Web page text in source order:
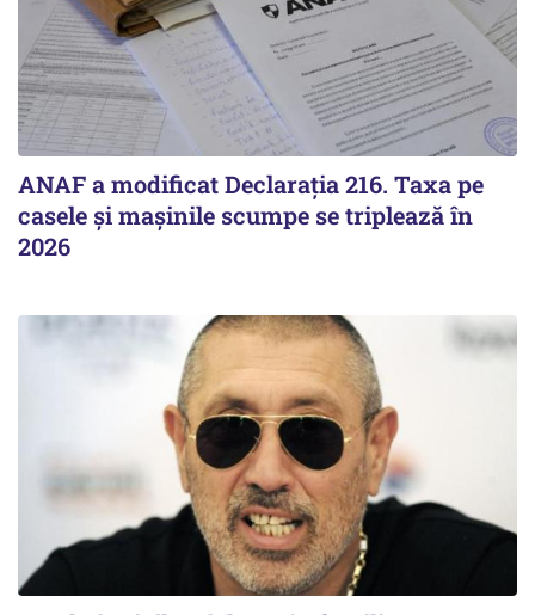
ANAF a modificat Declarația 216. Taxa pe
casele și mașinile scumpe se triplează în
2026